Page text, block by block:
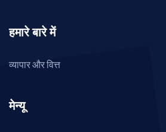
हमारे बारे में
व्यापार और वित्त
मेन्यू